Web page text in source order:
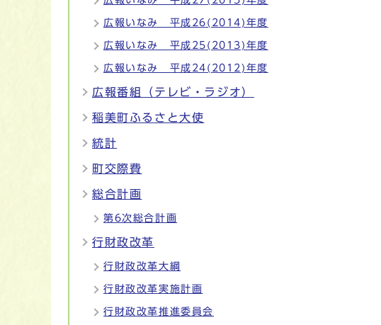
広報いなみ 平成26(2014)年度
広報いなみ 平成25(2013)年度
広報いなみ 平成24(2012)年度
広報番組（テレビ・ラジオ）
稲美町ふるさと大使
統計
町交際費
総合計画
第6次総合計画
行財政改革
行財政改革大綱
行財政改革実施計画
行財政改革推進委員会